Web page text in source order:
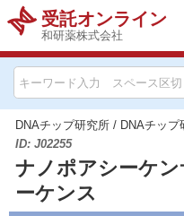
受託オンライン
和研薬株式会社
DNAチップ研究所/ DNAチップ
ID: J02255
ナノポアシーケ
ーケンス